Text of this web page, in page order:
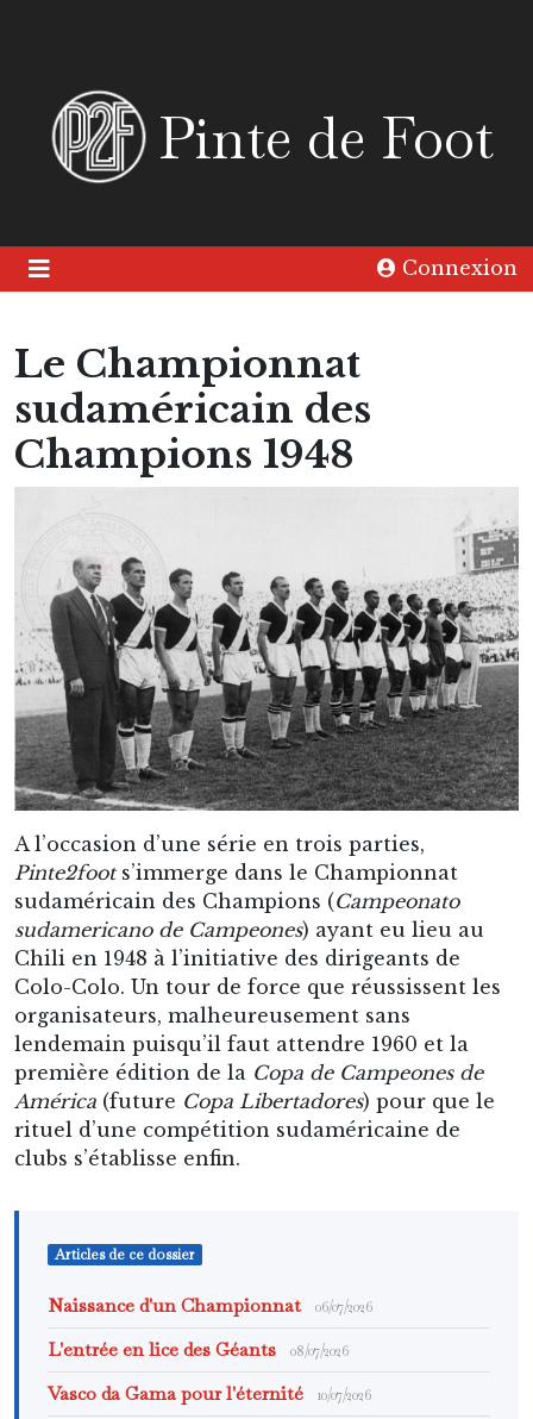
Pinte de Foot
Connexion
Le Championnat
sudaméricain des
Champions 1948
A l’occasion d’une série en trois parties,
Pinte2foots’immerge dans le Championnat
sudaméricain des Champions (Campeonato
sudamericano de Campeones) ayant eu lieu au
Chili en 1948 à l’initiative des dirigeants de
Colo-Colo. Un tour de force que réussissent les
organisateurs, malheureusement sans
lendemain puisqu’il faut attendre 1960 et la
première édition de la Copa de Campeones de
América (future Copa Libertadores) pour que le
rituel d’une compétition sudaméricaine de
clubs s’établisse enfin.
Articles de ce dossier
Naissance d'un Championnat 06/07/2026
L'entrée en lice des Géants 08/07/2026
Vasco da Gama pour l'éternité 10/07/2026